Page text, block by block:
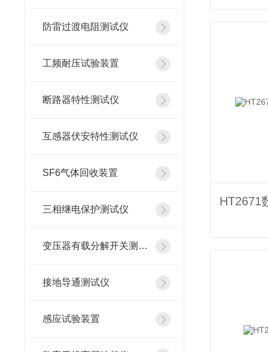
防雷过渡电阻测试仪
工频耐压试验装置
断路器特性测试仪
互感器伏安特性测试仪
SF6气体回收装置
三相继电保护测试仪
变压器有载分解开关测试仪
接地导通测试仪
感应试验装置